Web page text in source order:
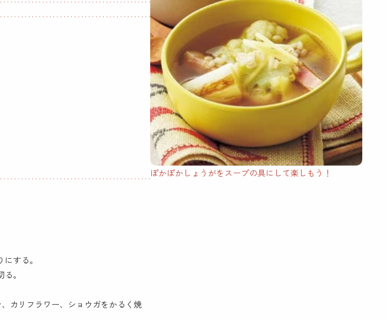
する。
。
カリフラワー、ショウガをかるく焼
ぽかぽかしょうがをスープの具にして楽しもう！